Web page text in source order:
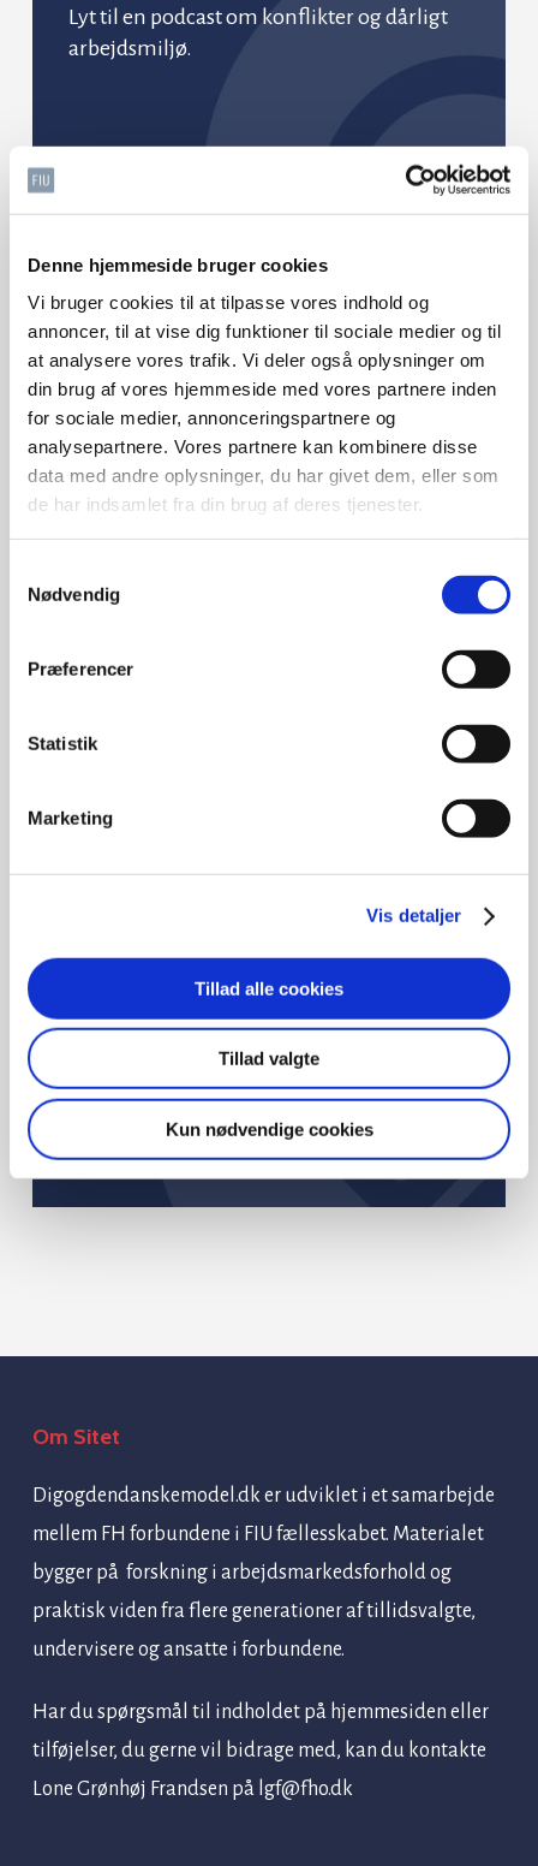
Denne hjemmeside bruger cookies
Vi bruger cookies til at tilpasse vores indhold og
annoncer, til at vise dig funktioner til sociale medier og til
at analysere vores trafik. Vi deler også oplysninger om
din brug af vores hjemmeside med vores partnere inden
for sociale medier, annonceringspartnere og
analysepartnere. Vores partnere kan kombinere disse
data med andre oplysninger, du har givet dem, eller som
de har indsamlet fra din brug af deres tjenester.
Nødvendig
Præferencer
Statistik
Marketing
Vis detaljer
Tillad alle cookies
Tillad valgte
Kun nødvendige cookies
Lyt til en podcast om konflikter og dårligt
arbejdsmiljø.
SE
Se små film, der handler om forskellige
aspekter ved konflikter og mistrivsel.
QUIZ
PRØV
Om Sitet
Digogdendanskemodel.dk er udviklet i et samarbejde
mellem FH forbundene i FIU fællesskabet. Materialet
bygger på forskning i arbejdsmarkedsforhold og
praktisk viden fra flere generationer af tillidsvalgte,
undervisere og ansatte i forbundene.
Har du spørgsmål til indholdet på hjemmesiden eller
tilføjelser, du gerne vil bidrage med, kan du kontakte
Lone Grønhøj Frandsen på lgf@fho.dk